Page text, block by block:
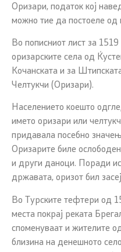
Оризари, податок кој
можно тие да постоеле од
Во пописниот лист за
оризарските села од
Кочанската и за
Челтукчи (Оризари).
Населението коешто
името оризари или
придавала посебно
Оризарите биле
и други даноци. Поради
државата, оризот бил
Во Турските тефтери од
места покрај реката
споменуваат и жителите
близина на денешното